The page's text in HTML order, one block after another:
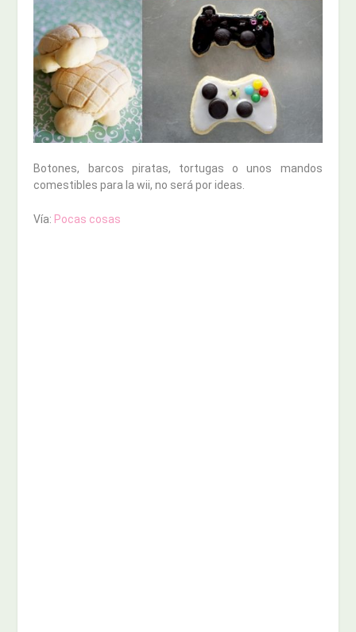
Botones, barcos piratas, tortugas o unos mandos
comestibles para la wii, no será por ideas.
Vía: Pocas cosas